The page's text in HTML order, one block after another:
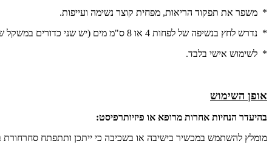
* משפר את תפקוד הריאות, מפחית קוצר נשימה ועייפות.
* נדרש לחץ בנשיפה של לפחות 4 או 8 ס"מ מים (יש שני כדורים במשקל שונה).
* לשימוש אישי בלבד.
אופן השימוש
בהיעדר הנחיות אחרות מרופא או פיזיותרפיסט:
מומלץ להשתמש במכשיר בישיבה או בשכיבה כי ייתכן ותתפתח